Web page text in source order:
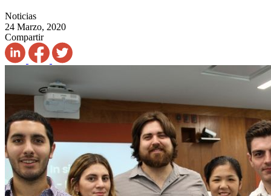
Noticias
24 Marzo, 2020
Compartir